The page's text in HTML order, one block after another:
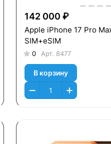
142 000 ₽
Apple iPhone 17 Pro
SIM+eSIM
0 Арт. 8477
В корзину